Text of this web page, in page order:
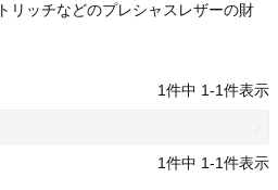
リッチなどのプレシャスレザーの財
1件中 1-1件表示
1件中 1-1件表示